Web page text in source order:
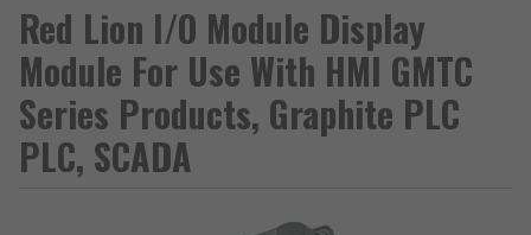
Red Lion I/O Module Display
Module For Use With HMI GMTC
Series Products, Graphite PLC
PLC, SCADA